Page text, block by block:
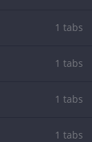
1 tabs
1 tabs
1 tabs
1 tabs